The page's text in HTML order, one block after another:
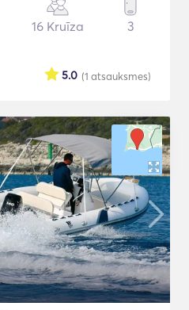
16 Kruīza 3
(1 atsauksmes)
5.0